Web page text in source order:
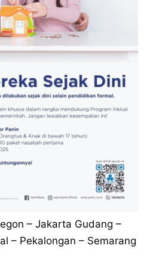
– Jakarta Gudang –
– Pekalongan – Semarang